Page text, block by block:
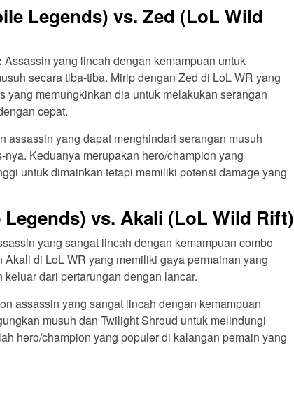
Legends) vs. Zed (LoL Wild
Assassin yang lincah dengan kemampuan untuk
secara tiba-tiba. Mirip dengan Zed di LoL WR yang
yang memungkinkan dia untuk melakukan serangan
cepat.
assassin yang dapat menghindari serangan musuh
Keduanya merupakan hero/champion yang
untuk dimainkan tetapi memiliki potensi damage yang
vs. Akali (LoL Wild Rift)
yang sangat lincah dengan kemampuan combo
di LoL WR yang memiliki gaya permainan yang
dari pertarungan dengan lancar.
assassin yang sangat lincah dengan kemampuan
musuh dan Twilight Shroud untuk melindungi
hero/champion yang populer di kalangan pemain yang